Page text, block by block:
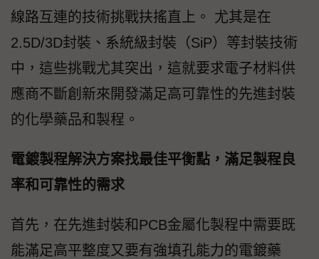
線路互連的技術挑戰扶搖直上。 尤其是在
2.5D/3D封裝、系統級封裝（SiP）等封裝技術
中，這些挑戰尤其突出，這就要求電子材料供
應商不斷創新來開發滿足高可靠性的先進封裝
的化學藥品和製程。
電鍍製程解決方案找最佳平衡點，滿足製程良
率和可靠性的需求
首先，在先進封裝和PCB金屬化製程中需要既
能滿足高平整度又要有強填孔能力的電鍍藥